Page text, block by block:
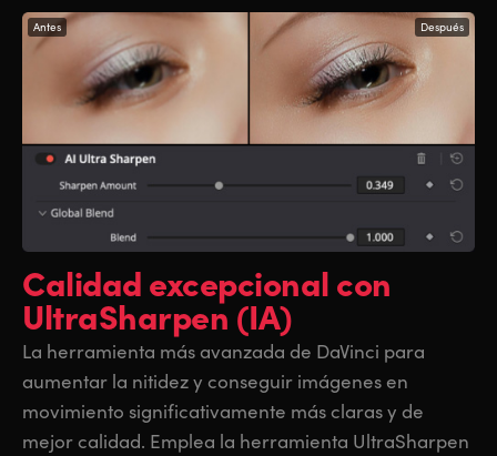
Antes Después
Calidad excepcionalcon
UltraSharpen (IA)
La herramienta más avanzada de DaVinci para
aumentar la nitidez y conseguir imágenes en
movimiento significativamente más claras y de
mejor calidad. Emplea la herramienta UltraSharpen